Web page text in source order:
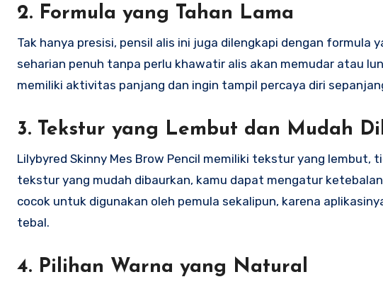
2. Formula yang Tahan Lama
Tak hanya presisi, pensil alis ini juga dilengkapi dengan formula
seharian penuh tanpa perlu khawatir alis akan memudar atau
memiliki aktivitas panjang dan ingin tampil percaya diri
3. Tekstur yang Lembut dan Mudah
Lilybyred Skinny Mes Brow Pencil memiliki tekstur yang lembut,
tekstur yang mudah dibaurkan, kamu dapat mengatur
cocok untuk digunakan oleh pemula sekalipun, karena
tebal.
4. Pilihan Warna yang Natural